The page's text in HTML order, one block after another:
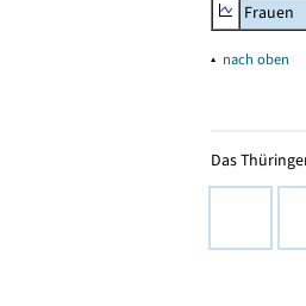
Frauen
▴ nach oben
Das